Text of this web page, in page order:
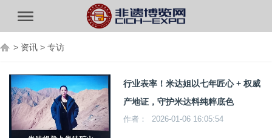
> 资讯 > 专访
行业表率！米达姐以七年匠心 + 权威
产地证，守护米达料纯粹底色
作者： 2026-01-06 16:05:54